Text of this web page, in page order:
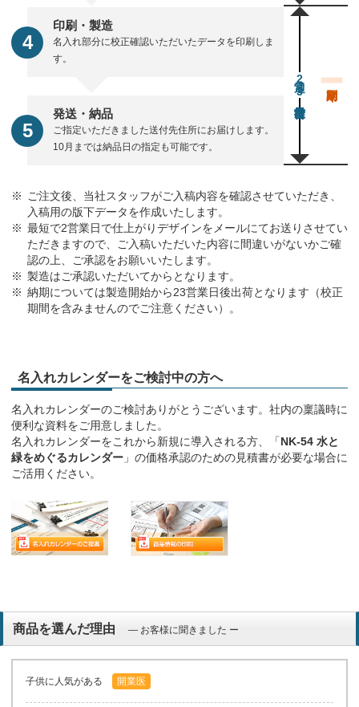
印刷・製造
名入れ部分に校正確認いただいたデータを印刷しま
す。
発送・納品
ご指定いただきました送付先住所にお届けします。
10月までは納品日の指定も可能です。
通常23営業日後出荷
ご注文後、当社スタッフがご入稿内容を確認させていただき、
入稿用の版下データを作成いたします。
最短で2営業日で仕上がりデザインをメールにてお送りさせてい
ただきますので、ご入稿いただいた内容に間違いがないかご確
認の上、ご承認をお願いいたします。
製造はご承認いただいてからとなります。
納期については製造開始から23営業日後出荷となります（校正
期間を含みませんのでご注意ください）。
名入れカレンダーをご検討中の方へ
名入れカレンダーのご検討ありがとうございます。社内の稟議時に
便利な資料をご用意しました。
名入れカレンダーをこれから新規に導入される方、「NK-54 水と
緑をめぐるカレンダー 」の価格承認のための見積書が必要な場合に
ご活用ください。
商品を選んだ理由 ― お客様に聞きました ー
子供に人気がある 開業医